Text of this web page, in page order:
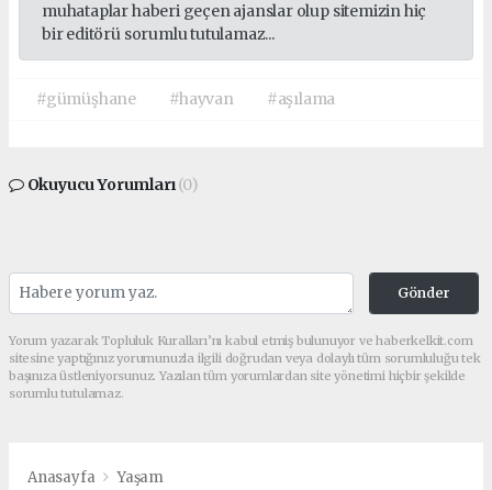
muhataplar haberi geçen ajanslar olup sitemizin hiç
bir editörü sorumlu tutulamaz...
#gümüşhane #hayvan #aşılama
Okuyucu Yorumları(0)
Gönder
Yorum yazarak Topluluk Kuralları’nı kabul etmiş bulunuyor ve haberkelkit.com
sitesine yaptığınız yorumunuzla ilgili doğrudan veya dolaylı tüm sorumluluğu tek
başınıza üstleniyorsunuz. Yazılan tüm yorumlardan site yönetimi hiçbir şekilde
sorumlu tutulamaz.
Anasayfa Yaşam